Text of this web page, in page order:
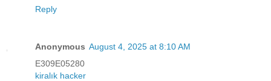
Reply
Anonymous August 4, 2025 at 8:10 AM
E309E05280
kiralık hacker